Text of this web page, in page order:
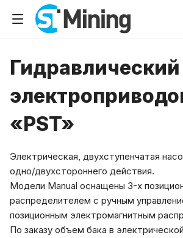
Гидравлический
«PST»
Электрическая, двухступенчатая
одно/двухстороннего действия.
Модели Manual оснащены 3-х
распределителем с ручным
позиционным электромагнитным
По заказу объем бака в